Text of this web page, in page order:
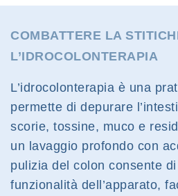
COMBATTERE LA
L’IDROCOLONTERAPIA
L’idrocolonterapia è una
permette di depurare
scorie, tossine, muco e
un lavaggio profondo con
pulizia del colon consente
funzionalità dell’apparato,